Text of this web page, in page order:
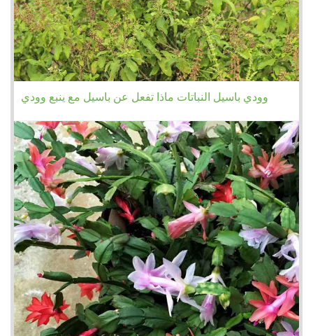
وودي باسيل النباتات ماذا تفعل عن باسيل مع ينبع وودي